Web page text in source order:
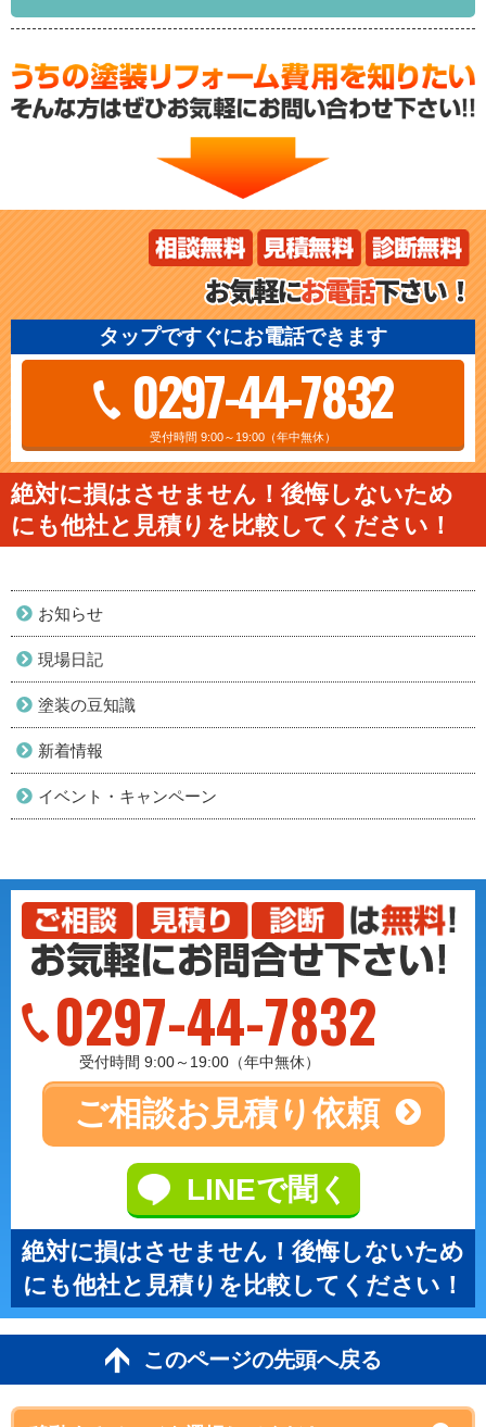
タップですぐにお電話できます
0297-44-7832
受付時間 9:00～19:00（年中無休）
絶対に損はさせません！後悔しないため
にも他社と見積りを比較してください！
お知らせ
現場日記
塗装の豆知識
新着情報
イベント・キャンペーン
0297-44-7832
受付時間 9:00～19:00（年中無休）
ご相談お見積り依頼
LINEで聞く
絶対に損はさせません！後悔しないため
にも他社と見積りを比較してください！
このページの先頭へ戻る